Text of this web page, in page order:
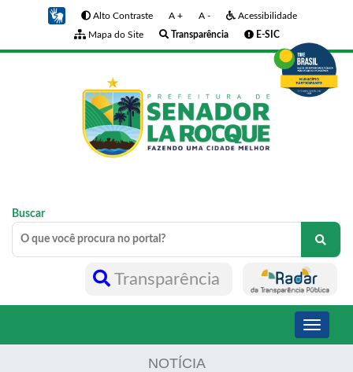
Alto Contraste A + A -
Acessibilidade
Mapa do Site
Transparência E-SIC
Buscar
Transparência
Toggle
NOTÍCIA